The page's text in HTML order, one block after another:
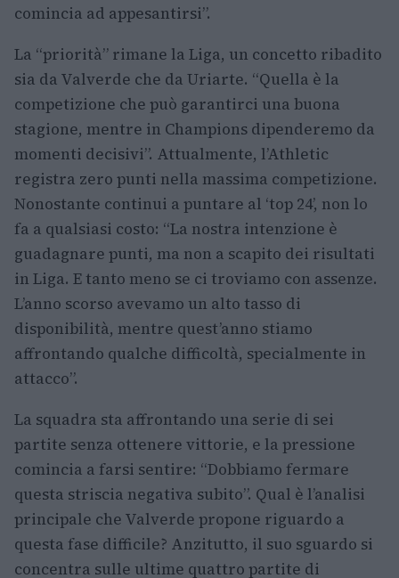
comincia ad appesantirsi”.
La “priorità” rimane la Liga, un concetto ribadito
sia da Valverde che da Uriarte. “Quella è la
competizione che può garantirci una buona
stagione, mentre in Champions dipenderemo da
momenti decisivi”. Attualmente, l’Athletic
registra zero punti nella massima competizione.
Nonostante continui a puntare al ‘top 24’, non lo
fa a qualsiasi costo: “La nostra intenzione è
guadagnare punti, ma non a scapito dei risultati
in Liga. E tanto meno se ci troviamo con assenze.
L’anno scorso avevamo un alto tasso di
disponibilità, mentre quest’anno stiamo
affrontando qualche difficoltà, specialmente in
attacco”.
La squadra sta affrontando una serie di sei
partite senza ottenere vittorie, e la pressione
comincia a farsi sentire: “Dobbiamo fermare
questa striscia negativa subito”. Qual è l’analisi
principale che Valverde propone riguardo a
questa fase difficile? Anzitutto, il suo sguardo si
concentra sulle ultime quattro partite di